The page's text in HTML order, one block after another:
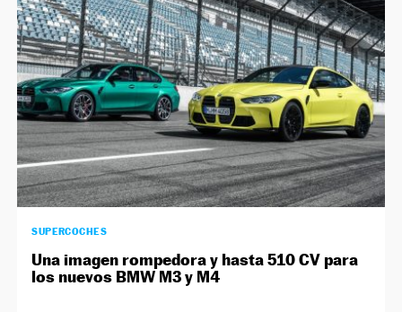
SUPERCOCHES
Una imagen rompedora y hasta 510 CV para
los nuevos BMW M3 y M4